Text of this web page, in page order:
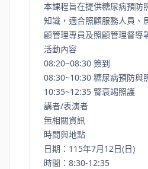
本課程旨在提供糖尿病預防
知識，適合照顧服務人員、
顧管理專員及照顧管理督導
活動內容
08:20~08:30 簽到
08:30~10:30 糖尿病預防與
10:35~12:35 腎衰竭照護
講者/表演者
無相關資訊
時間與地點
日期：115年7月12日(日)
時間：8:30-12:35